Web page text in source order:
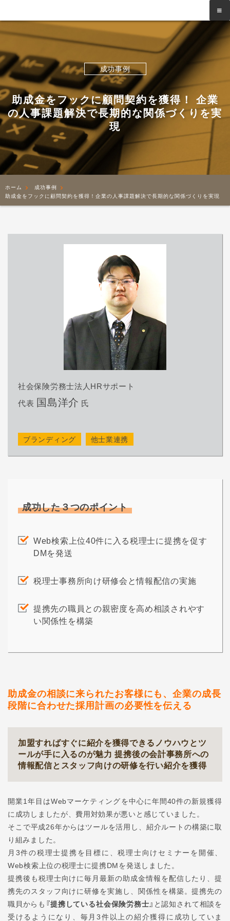
成功事例
助成金をフックに顧問契約を獲得！
企業
の人事課題解決で長期的な関係づくりを実
現
ホーム
成功事例
助成金をフックに顧問契約を獲得！企業の人事課題解決で長期的な関係づくりを実現
社会保険労務士法人HRサポート
代表 国島洋介 氏
ブランディング 他士業連携
成功した３つのポイント
Web検索上位40件に入る税理士に提携を促す
DMを発送
税理士事務所向け研修会と情報配信の実施
提携先の職員との親密度を高め相談されやす
い関係性を構築
助成金の相談に来られたお客様にも、企業の成長
段階に合わせた採用計画の必要性を伝える
加盟すればすぐに紹介を獲得できるノウハウとツ
ールが手に入るのが魅力 提携後の会計事務所への
情報配信とスタッフ向けの研修を行い紹介を獲得
開業1年目はWebマーケティングを中心に年間40件の新規獲得
に成功しましたが、費用対効果が悪いと感じていました。
そこで平成26年からはツールを活用し、紹介ルートの構築に取
り組みました。
月3件の税理士提携を目標に、税理士向けセミナーを開催、
Web検索上位の税理士に提携DMを発送しました。
提携後も税理士向けに毎月最新の助成金情報を配信したり、提
携先のスタッフ向けに研修を実施し、関係性を構築。提携先の
職貝からも 『提携している社会保険労務士』 と認知されて相談を
受けるようになり、毎月3件以上の紹介獲得に成功していま